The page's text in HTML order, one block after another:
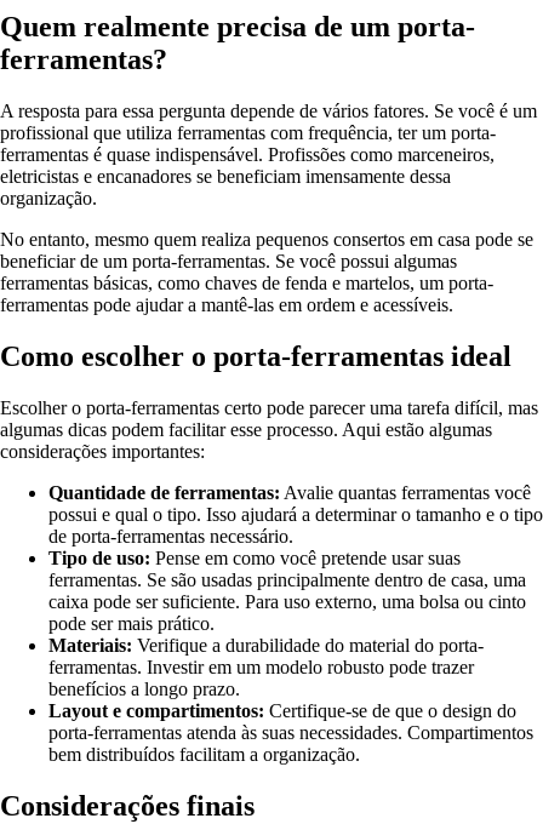
Quem realmente precisa de um porta-
ferramentas?
A resposta para essa pergunta depende de vários fatores. Se você é um
profissional que utiliza ferramentas com frequência, ter um porta-
ferramentas é quase indispensável. Profissões como marceneiros,
eletricistas e encanadores se beneficiam imensamente dessa
organização.
No entanto, mesmo quem realiza pequenos consertos em casa pode se
beneficiar de um porta-ferramentas. Se você possui algumas
ferramentas básicas, como chaves de fenda e martelos, um porta-
ferramentas pode ajudar a mantê-las em ordem e acessíveis.
Como escolher o porta-ferramentas ideal
Escolher o porta-ferramentas certo pode parecer uma tarefa difícil, mas
algumas dicas podem facilitar esse processo. Aqui estão algumas
considerações importantes:
Quantidade de ferramentas: Avalie quantas ferramentas você
possui e qual o tipo. Isso ajudará a determinar o tamanho e o tipo
de porta-ferramentas necessário.
Tipo de uso: Pense em como você pretende usar suas
ferramentas. Se são usadas principalmente dentro de casa, uma
caixa pode ser suficiente. Para uso externo, uma bolsa ou cinto
pode ser mais prático.
Materiais: Verifique a durabilidade do material do porta-
ferramentas. Investir em um modelo robusto pode trazer
benefícios a longo prazo.
Layout e compartimentos: Certifique-se de que o design do
porta-ferramentas atenda às suas necessidades. Compartimentos
bem distribuídos facilitam a organização.
Considerações finais